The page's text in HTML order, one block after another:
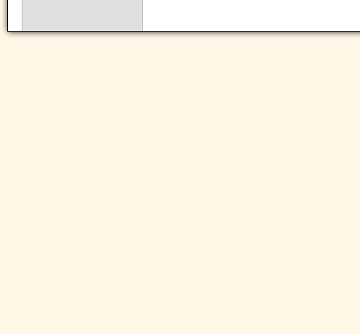
Navigation